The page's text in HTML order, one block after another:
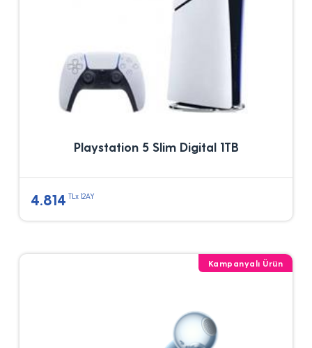
Playstation 5 Slim Digital 1TB
4.814 TLx 12AY
Kampanyalı Ürün